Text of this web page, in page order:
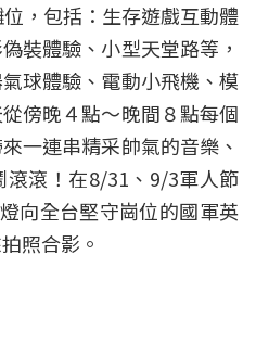
，包括：生存遊戲互動體
裝體驗、小型天堂路等，
球體驗、電動小飛機、模
傍晚４點～晚間８點每個
一連串精采帥氣的音樂、
滾滾！在8/31、9/3軍人節
向全台堅守崗位的國軍英
照合影。